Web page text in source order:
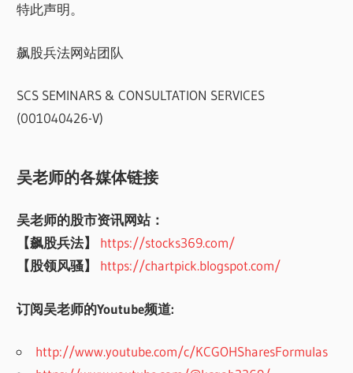
特此声明。
飙股兵法网站团队
SCS SEMINARS & CONSULTATION SERVICES
(001040426-V)
吴老师的各媒体链接
吴老师的股市资讯网站：
【飙股兵法】
https://stocks369.com/
【股领风骚】
https://chartpick.blogspot.com/
订阅吴老师的Youtube频道:
http://www.youtube.com/c/KCGOHSharesFormulas